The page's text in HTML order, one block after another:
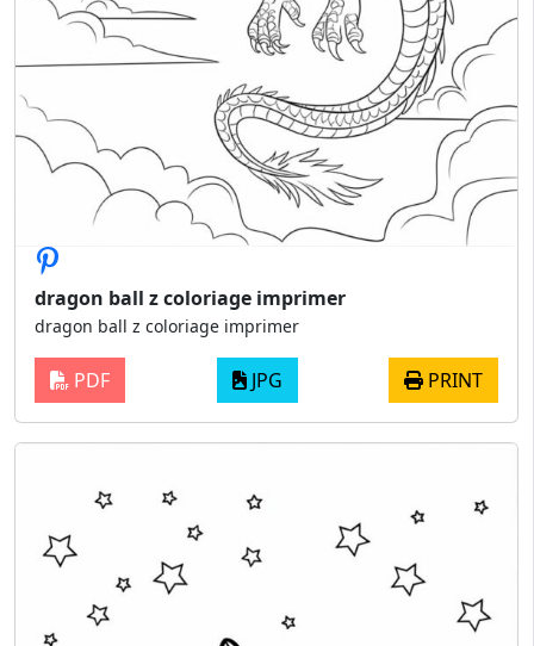
dragon ball z coloriage imprimer
dragon ball z coloriage imprimer
PDF JPG PRINT